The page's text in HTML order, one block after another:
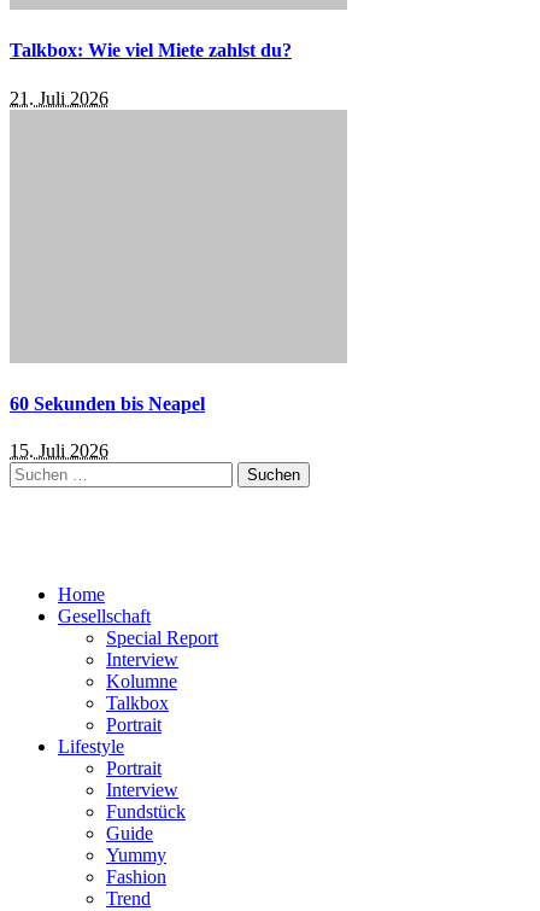
Talkbox: Wie viel Miete zahlst du?
21. Juli 2026
60 Sekunden bis Neapel
15. Juli 2026
Suchen
nach:
Home
Gesellschaft
Special Report
Interview
Kolumne
Talkbox
Portrait
Lifestyle
Portrait
Interview
Fundstück
Guide
Yummy
Fashion
Trend